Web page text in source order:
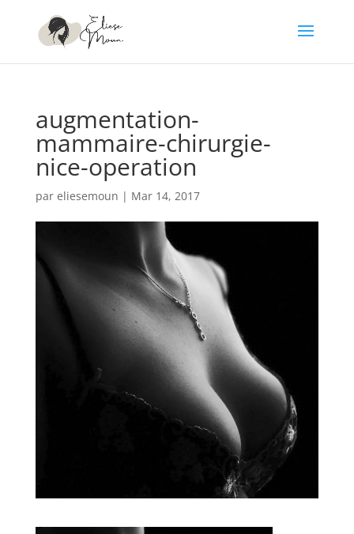
augmentation-
mammaire-chirurgie-
nice-operation
par eliesemoun | Mar 14, 2017